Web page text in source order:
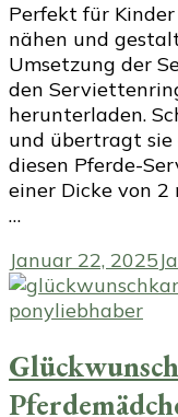
Perfekt für
nähen und
Umsetzung der
den
herunterladen.
und übertragt sie
diesen Pferde-
einer Dicke von
…
Januar 22, 2025